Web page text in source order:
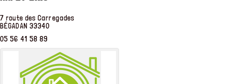
7 route des Carregades
BÉGADAN 33340
05 56 41 58 89